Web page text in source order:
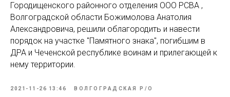
Городищенского районного отделения ООО РСВА ,
Волгоградской области Божимолова Анатолия
Александровича, решили облагородить и навести
порядок на участке "Памятного знака", погибшим в
ДРА и Чеченской республике воинам и прилегающей к
нему территории.
2021-11-26 13:46 ВОЛГОГРАДСКАЯ Р/О